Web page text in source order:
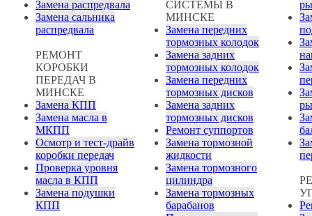
Замена распредвала
Замена сальника
распредвала
РЕМОНТ
КОРОБКИ
ПЕРЕДАЧ В
МИНСКЕ
Замена КПП
Замена масла в
МКПП
Осмотр и тест-драйв
коробки передач
Проверка уровня
масла в КПП
Замена подушки
КПП
СИСТЕМЫ В
МИНСКЕ
Замена передних
тормозных колодок
Замена задних
тормозных колодок
Замена передних
тормозных дисков
Замена задних
тормозных дисков
Ремонт суппортов
Замена тормозной
жидкости
Замена тормозного
цилиндра
Замена тормозных
барабанов